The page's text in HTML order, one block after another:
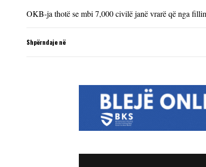
OKB-ja thotë se mbi 7,000 civilë janë vrarë që nga
Shpërndaje në